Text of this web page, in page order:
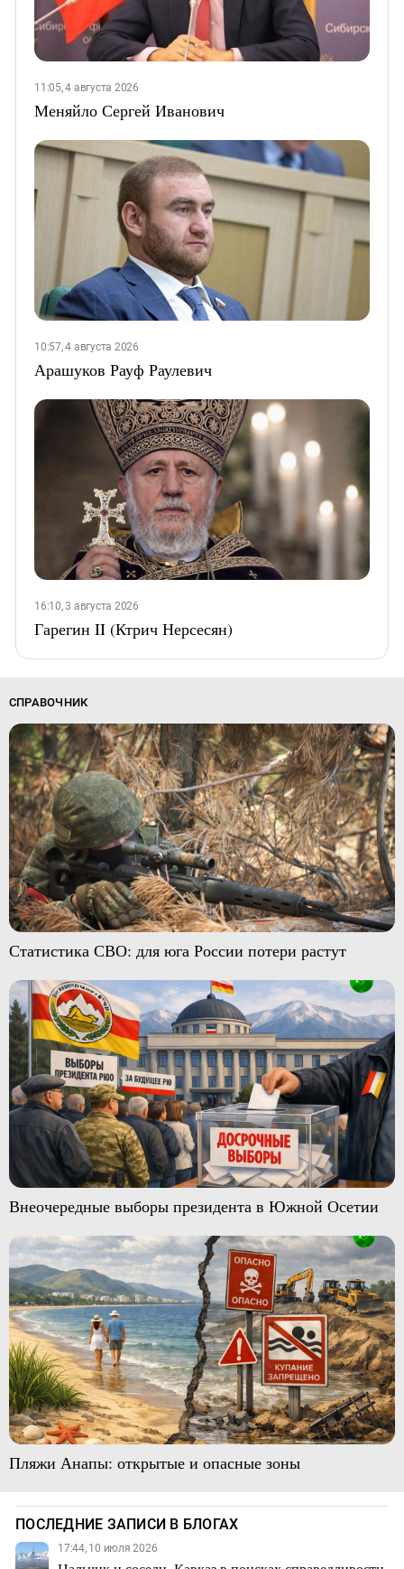
11:05, 4 августа 2026
Меняйло Сергей Иванович
10:57, 4 августа 2026
Арашуков Рауф Раулевич
16:10, 3 августа 2026
Гарегин II (Ктрич Нерсесян)
СПРАВОЧНИК
Статистика СВО: для юга России потери растут
Внеочередные выборы президента в Южной Осетии
Пляжи Анапы: открытые и опасные зоны
ПОСЛЕДНИЕ ЗАПИСИ В БЛОГАХ
17:44, 10 июля 2026